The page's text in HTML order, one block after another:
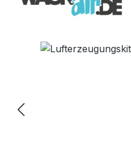
Bildergalerie überspringen